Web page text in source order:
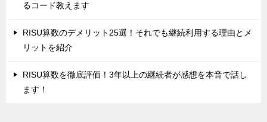
るコード教えます
‌RISU算数のデメリット25選！それでも継続利用する理由とメ
リットを紹介
RISU算数を徹底評価！‌3年以上の継続者が感想を本音で話し
ます！